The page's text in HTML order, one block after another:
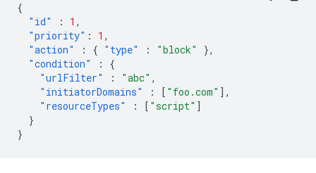
{
"id"
: 1 ,
"priority" : 1 ,
"action"
: { "type" : "block"
},
"condition"
:
{
"urlFilter"
: "abc" ,
"initiatorDomains"
: [ "foo.com" ],
"resourceTypes"
: [ "script" ]
}
}